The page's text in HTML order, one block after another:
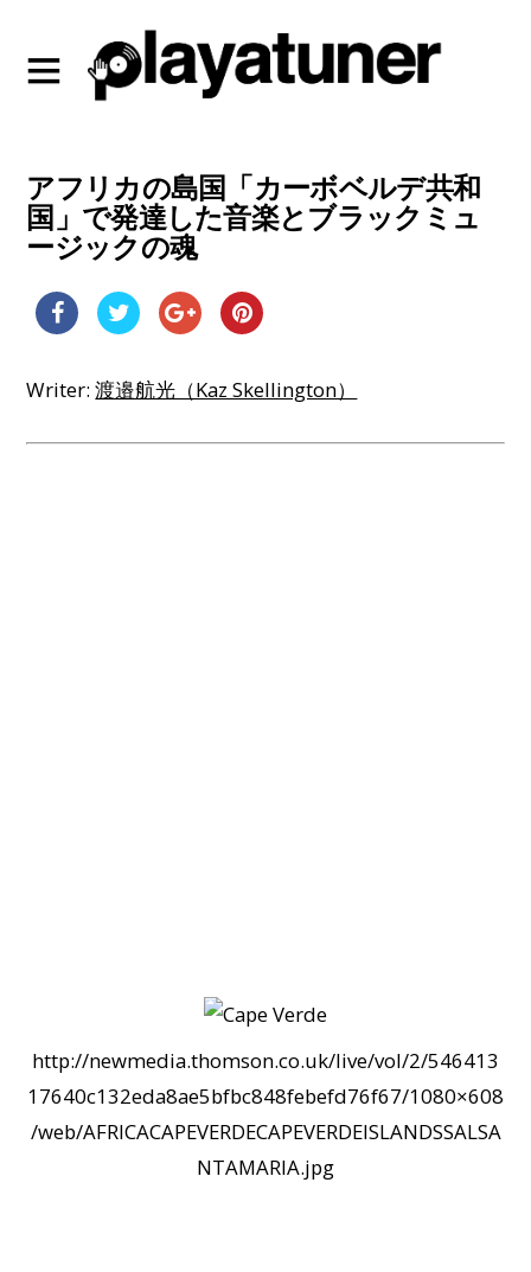
アフリカの島国「カーボベルデ共和
国」で発達した音楽とブラックミュ
ージックの魂
Writer:渡邉航光（Kaz Skellington）
http://newmedia.thomson.co.uk/live/vol/2/546413
17640c132eda8ae5bfbc848febefd76f67/1080×608
/web/AFRICACAPEVERDECAPEVERDEISLANDSSALSA
NTAMARIA.jpg